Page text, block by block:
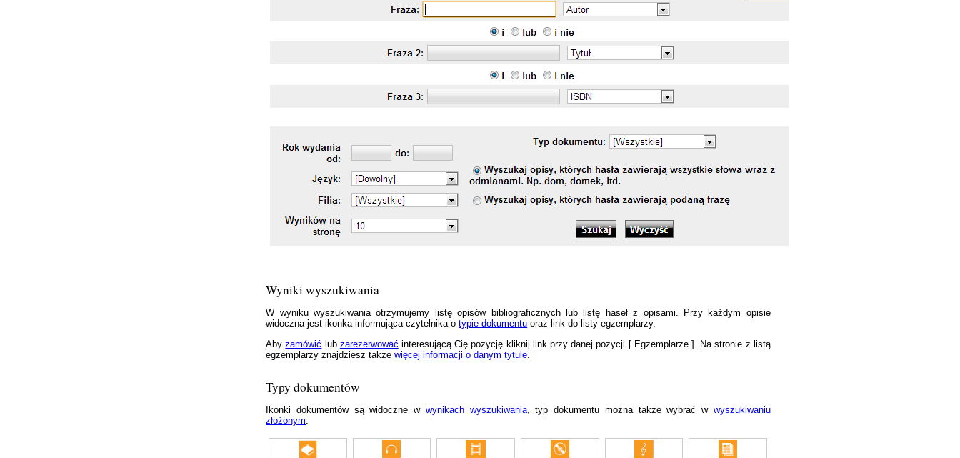
Wyniki wyszukiwania
W wyniku wyszukiwania otrzymujemy listę opisów bibliograficznych lub listę haseł z opisami. Przy każdym opisie
widoczna jest ikonka informująca czytelnika otypie dokumentu oraz link do listy egzemplarzy.
Abyzamówić lub zarezerwować interesującą Cię pozycję kliknij link przy danej pozycji [ Egzemplarze ]. Na stronie z listą
egzemplarzy znajdziesz takżewięcej informacji o danym tytule
Typy dokumentów
Ikonki dokumentów są widoczne w wynikach wyszukiwania, typ dokumentu można także wybrać w wyszukiwaniu
złożonym.